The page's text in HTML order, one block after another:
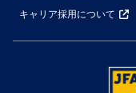
キャリア採用について